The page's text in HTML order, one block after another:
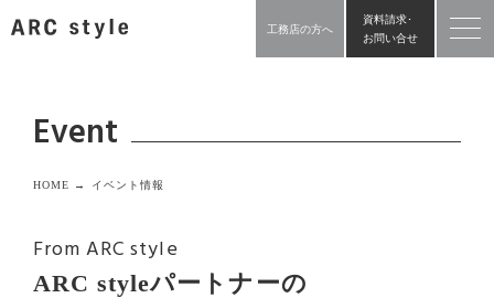
工務店の方へ
資料請求･
お問い合せ
Event
HOME → イベント情報
From ARC style
ARC styleパートナーの